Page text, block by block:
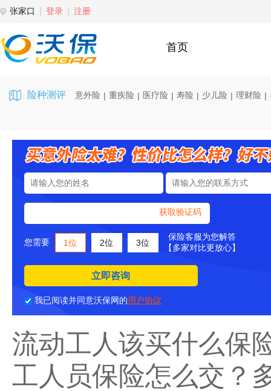
张家口 登录 注册
首页
险种测评 意外险 | 重疾险 | 医疗险 | 寿险 | 少儿险 | 理财险 |
获取验证码
您需要 1位 2位 3位
保险客服为您解答
【多家对比更放心】
立即咨询
我已阅读并同意沃保网的用户协议
流动工人该买什么保
工人员保险怎么交？